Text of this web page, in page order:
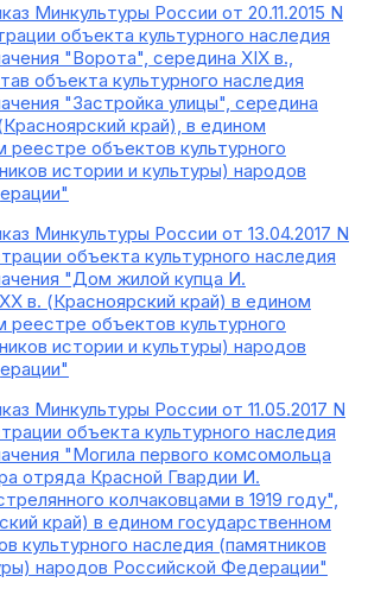
Минкультуры России от 20.11.2015 N
объекта культурного наследия
"Ворота", середина XIX в.,
объекта культурного наследия
"Застройка улицы", середина
край), в едином
реестре объектов культурного
истории и культуры) народов
Минкультуры России от 13.04.2017 N
объекта культурного наследия
"Дом жилой купца И.
в. (Красноярский край) в едином
реестре объектов культурного
истории и культуры) народов
Минкультуры России от 11.05.2017 N
объекта культурного наследия
"Могила первого комсомольца
отряда Красной Гвардии И.
колчаковцами в 1919 году",
край) в едином государственном
культурного наследия (памятников
народов Российской Федерации"